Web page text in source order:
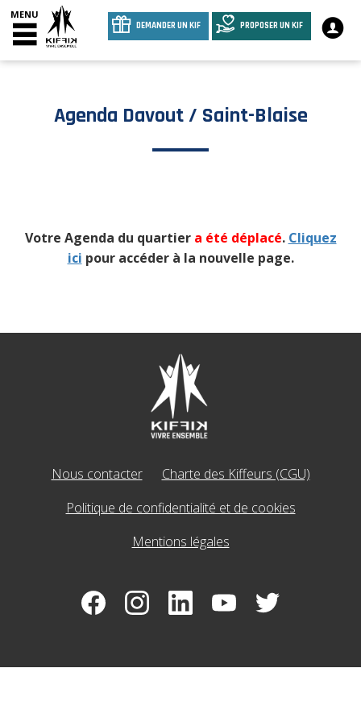
MENU
DEMANDER UN KIF PROPOSER UN KIF
Agenda Davout / Saint-Blaise
Votre Agenda du quartier a été déplacé. Cliquez
ici pour accéder à la nouvelle page.
Nous contacter
Charte des Kiffeurs (CGU)
Politique de confidentialité et de cookies
Mentions légales